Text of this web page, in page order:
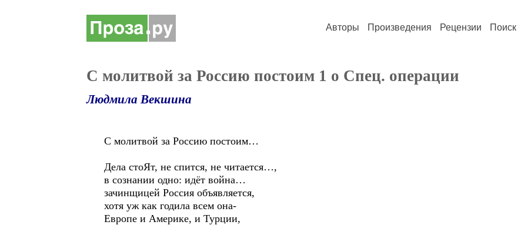
Авторы Произведения Рецензии Поиск
С молитвой за Россию постоим 1 о Спец. операции
Людмила Векшина
С молитвой за Россию постоим…
Дела стоЯт, не спится, не читается…,
в сознании одно: идёт война…
зачинщицей Россия объявляется,
хотя уж как годила всем она-
Европе и Америке, и Турции,